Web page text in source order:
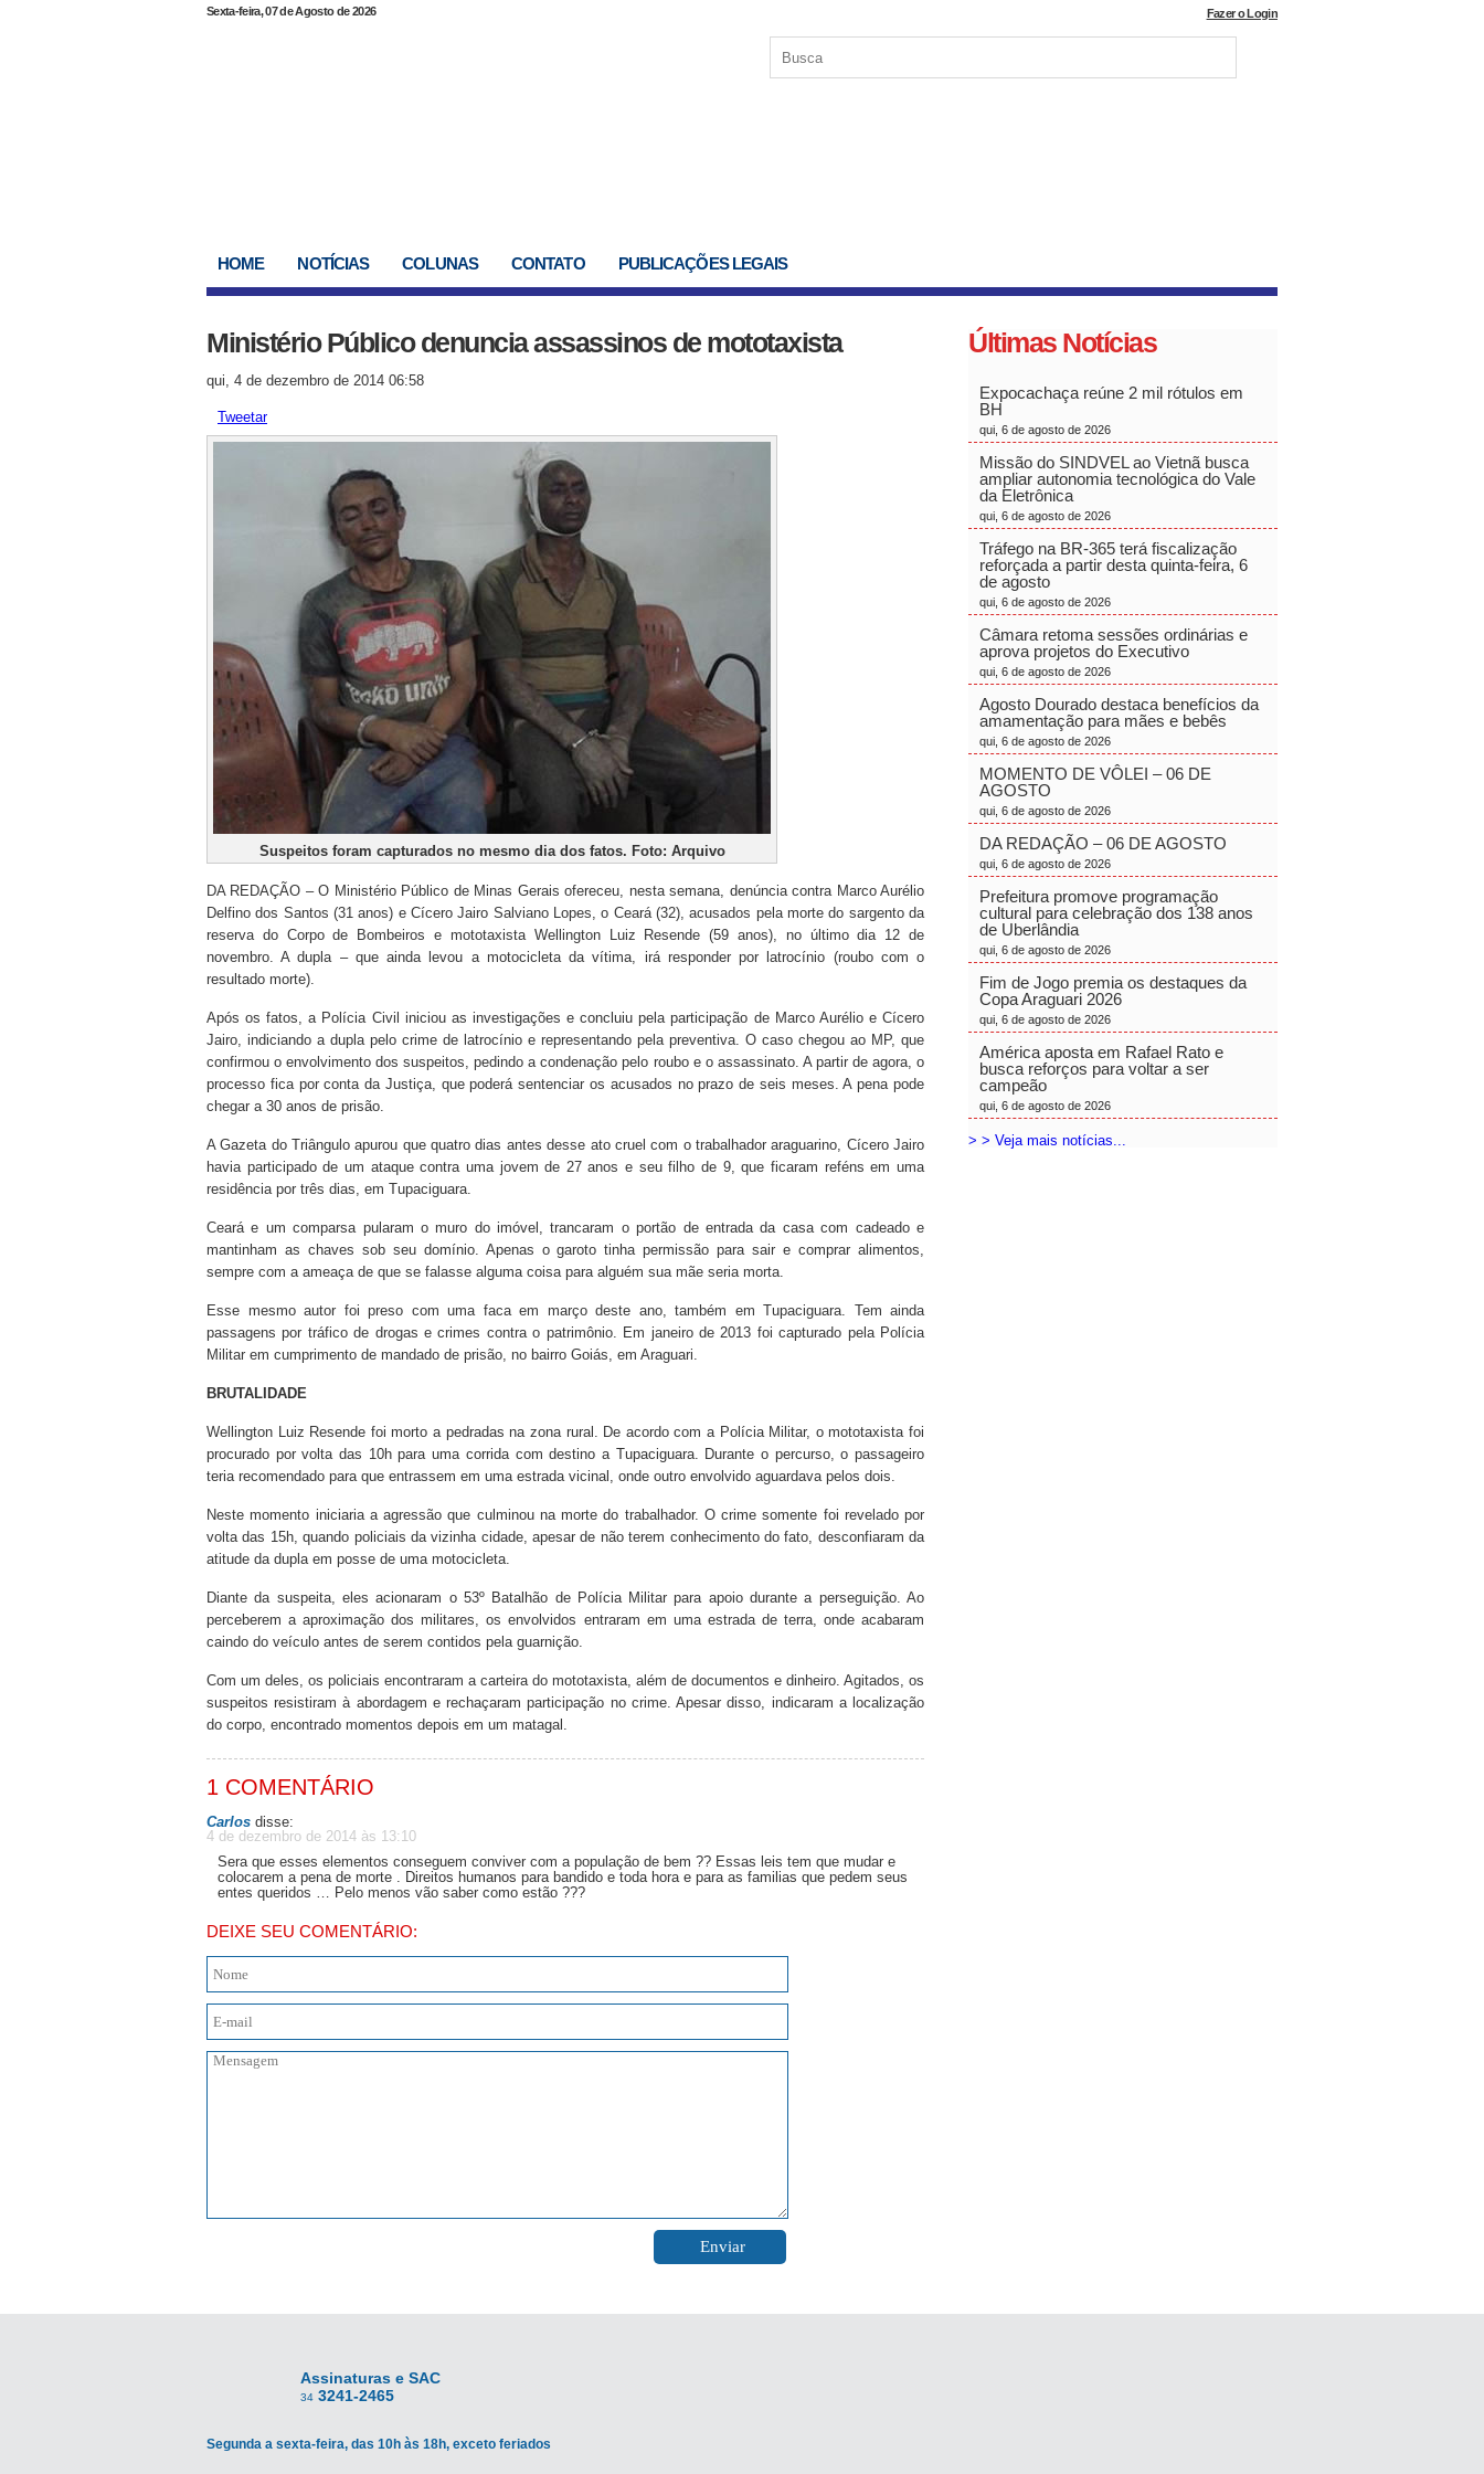
Sexta-feira, 07 de Agosto de 2026 Fazer o Login
HOME NOTÍCIAS COLUNAS CONTATO PUBLICAÇÕES LEGAIS
Ministério Público denuncia assassinos de mototaxista
qui, 4 de dezembro de 2014 06:58
Tweetar
Suspeitos foram capturados no mesmo dia dos fatos. Foto: Arquivo
DA REDAÇÃO – O Ministério Público de Minas Gerais ofereceu, nesta semana, denúncia contra Marco Aurélio
Delfino dos Santos (31 anos) e Cícero Jairo Salviano Lopes, o Ceará (32), acusados pela morte do sargento da
reserva do Corpo de Bombeiros e mototaxista Wellington Luiz Resende (59 anos), no último dia 12 de
novembro. A dupla – que ainda levou a motocicleta da vítima, irá responder por latrocínio (roubo com o
resultado morte).
Após os fatos, a Polícia Civil iniciou as investigações e concluiu pela participação de Marco Aurélio e Cícero
Jairo, indiciando a dupla pelo crime de latrocínio e representando pela preventiva. O caso chegou ao MP, que
confirmou o envolvimento dos suspeitos, pedindo a condenação pelo roubo e o assassinato. A partir de agora, o
processo fica por conta da Justiça, que poderá sentenciar os acusados no prazo de seis meses. A pena pode
chegar a 30 anos de prisão.
A Gazeta do Triângulo apurou que quatro dias antes desse ato cruel com o trabalhador araguarino, Cícero Jairo
havia participado de um ataque contra uma jovem de 27 anos e seu filho de 9, que ficaram reféns em uma
residência por três dias, em Tupaciguara.
Ceará e um comparsa pularam o muro do imóvel, trancaram o portão de entrada da casa com cadeado e
mantinham as chaves sob seu domínio. Apenas o garoto tinha permissão para sair e comprar alimentos,
sempre com a ameaça de que se falasse alguma coisa para alguém sua mãe seria morta.
Esse mesmo autor foi preso com uma faca em março deste ano, também em Tupaciguara. Tem ainda
passagens por tráfico de drogas e crimes contra o patrimônio. Em janeiro de 2013 foi capturado pela Polícia
Militar em cumprimento de mandado de prisão, no bairro Goiás, em Araguari.
BRUTALIDADE
Wellington Luiz Resende foi morto a pedradas na zona rural. De acordo com a Polícia Militar, o mototaxista foi
procurado por volta das 10h para uma corrida com destino a Tupaciguara. Durante o percurso, o passageiro
teria recomendado para que entrassem em uma estrada vicinal, onde outro envolvido aguardava pelos dois.
Neste momento iniciaria a agressão que culminou na morte do trabalhador. O crime somente foi revelado por
volta das 15h, quando policiais da vizinha cidade, apesar de não terem conhecimento do fato, desconfiaram da
atitude da dupla em posse de uma motocicleta.
Diante da suspeita, eles acionaram o 53º Batalhão de Polícia Militar para apoio durante a perseguição. Ao
perceberem a aproximação dos militares, os envolvidos entraram em uma estrada de terra, onde acabaram
caindo do veículo antes de serem contidos pela guarnição.
Com um deles, os policiais encontraram a carteira do mototaxista, além de documentos e dinheiro. Agitados, os
suspeitos resistiram à abordagem e rechaçaram participação no crime. Apesar disso, indicaram a localização
do corpo, encontrado momentos depois em um matagal.
1 COMENTÁRIO
Carlos disse:
4 de dezembro de 2014 às 13:10
Sera que esses elementos conseguem conviver com a população de bem ?? Essas leis tem que mudar e
colocarem a pena de morte . Direitos humanos para bandido e toda hora e para as familias que pedem seus
entes queridos … Pelo menos vão saber como estão ???
DEIXE SEU COMENTÁRIO:
Últimas Notícias
Expocachaça reúne 2 mil rótulos em
BH
qui, 6 de agosto de 2026
Missão do SINDVEL ao Vietnã busca
ampliar autonomia tecnológica do Vale
da Eletrônica
qui, 6 de agosto de 2026
Tráfego na BR-365 terá fiscalização
reforçada a partir desta quinta-feira, 6
de agosto
qui, 6 de agosto de 2026
Câmara retoma sessões ordinárias e
aprova projetos do Executivo
qui, 6 de agosto de 2026
Agosto Dourado destaca benefícios da
amamentação para mães e bebês
qui, 6 de agosto de 2026
MOMENTO DE VÔLEI – 06 DE
AGOSTO
qui, 6 de agosto de 2026
DA REDAÇÃO – 06 DE AGOSTO
qui, 6 de agosto de 2026
Prefeitura promove programação
cultural para celebração dos 138 anos
de Uberlândia
qui, 6 de agosto de 2026
Fim de Jogo premia os destaques da
Copa Araguari 2026
qui, 6 de agosto de 2026
América aposta em Rafael Rato e
busca reforços para voltar a ser
campeão
qui, 6 de agosto de 2026
> > Veja mais notícias...
Assinaturas e SAC
34 3241-2465
Segunda a sexta-feira, das 10h às 18h, exceto feriados